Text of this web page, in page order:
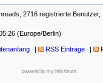
2716 registrierte Benutzer,
(Europe/Berlin)
RSS Einträge
powered by my little forum